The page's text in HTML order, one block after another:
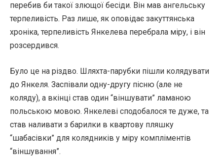
перебив би такої злющої бесіди. Він мав ангельську
терпеливість. Раз лише, як оповідає закуттянська
хроніка, терпеливість Янкелева перебрала міру, і він
розсердився.
Було це на різдво. Шляхта-парубки пішли колядувати
до Янкеля. Заспівали одну-другу пісню (але не
коляду), а вкінці став один “віншувати” ламаною
польською мовою. Янкелеві сподобалося те дуже, та
став наливати з барилки в квартову пляшку
“шабасівки” для колядників у міру компліментів
“віншування”.